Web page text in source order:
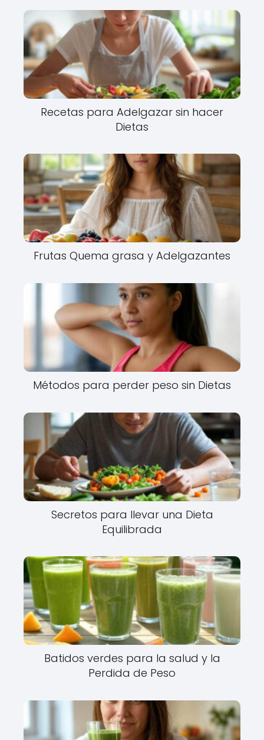
Recetas para Adelgazar sin hacer
Dietas
Frutas Quema grasa y Adelgazantes
Métodos para perder peso sin Dietas
Secretos para llevar una Dieta
Equilibrada
Batidos verdes para la salud y la
Perdida de Peso